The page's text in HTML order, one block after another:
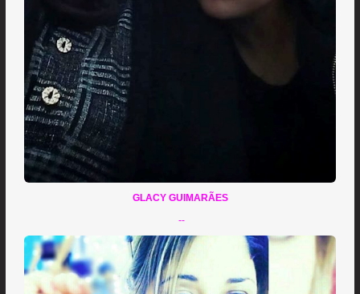
GLACY GUIMARÃES
--